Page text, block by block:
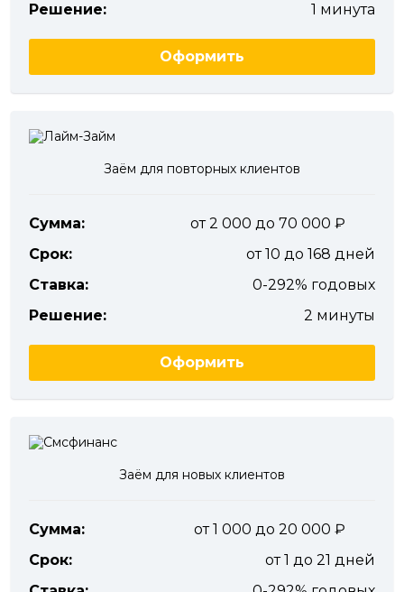
Решение:
1 минута
Оформить
Заём для повторных клиентов
Сумма:
от 2 000 до 70 000
Срок:
от 10 до 168 дней
Ставка:
0-292% годовых
Решение:
2 минуты
Оформить
Заём для новых клиентов
Сумма:
от 1 000 до 20 000
Срок:
от 1 до 21 дней